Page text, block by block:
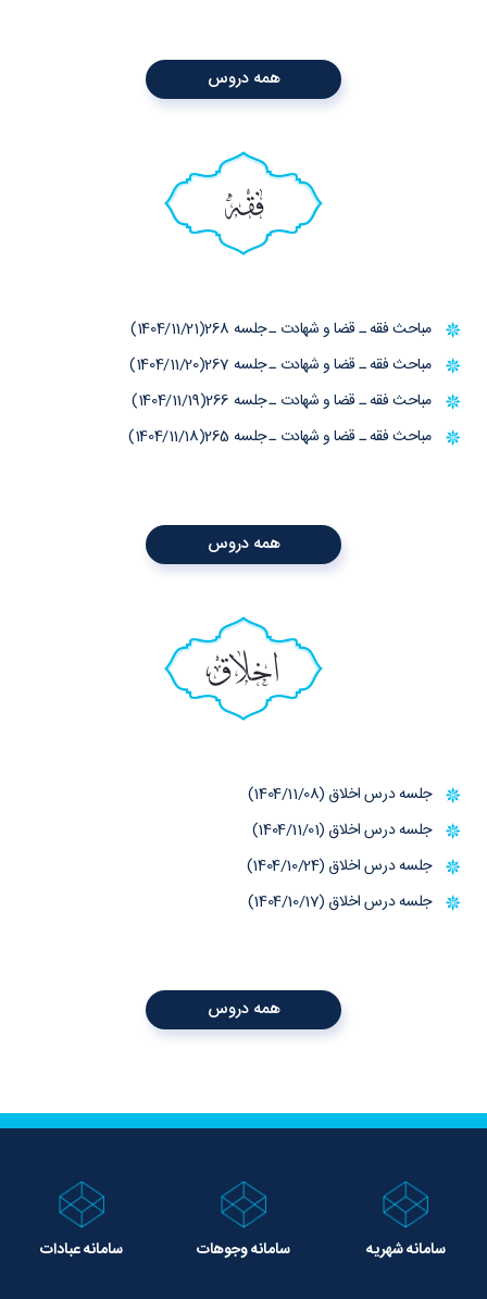
همه دروس
فقه
مباحث فقه ـ قضا و شهادت ـ جلسه 268(1404/11/21)
مباحث فقه ـ قضا و شهادت ـ جلسه 267(1404/11/20)
مباحث فقه ـ قضا و شهادت ـ جلسه 266(1404/11/19)
مباحث فقه ـ قضا و شهادت ـ جلسه 265(1404/11/18)
همه دروس
اخلاق
جلسه درس اخلاق (1404/11/08)
جلسه درس اخلاق (1404/11/01)
جلسه درس اخلاق (1404/10/24)
جلسه درس اخلاق (1404/10/17)
همه دروس
سامانه شهریه سامانه وجوهات سامانه عبادات